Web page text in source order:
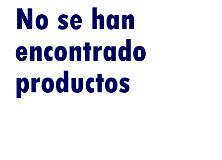
No se han
encontrado
productos